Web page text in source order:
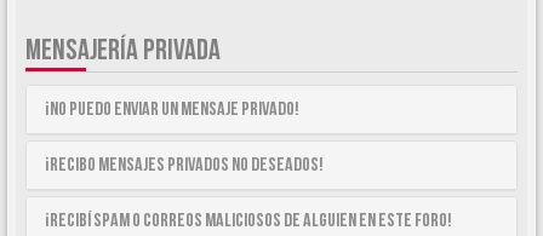
MENSAJERÍA PRIVADA
¡No puedo enviar un mensaje privado!
¡Recibo mensajes privados no deseados!
¡Recibí spam o correos maliciosos de alguien en este foro!